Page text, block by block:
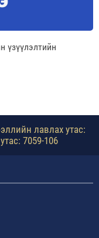
үзүүлэлтийн
лавлах утас:
7059-106